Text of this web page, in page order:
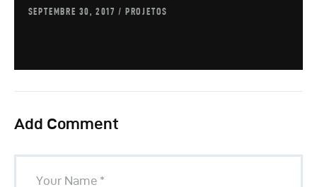
SEPTEMBRE 30, 2017 PROJETOS
Add Comment